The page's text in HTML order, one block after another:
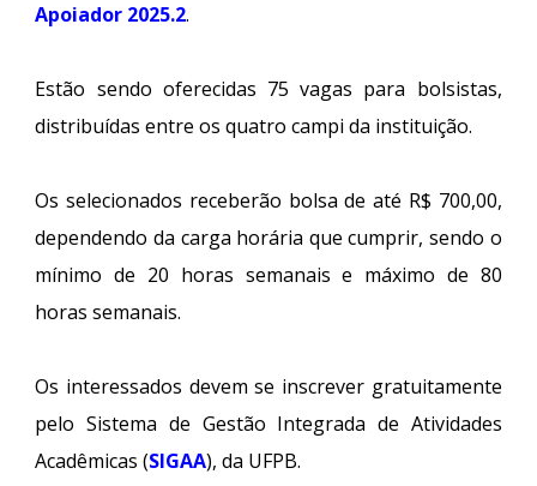
Apoiador 2025.2.
Estão sendo oferecidas 75 vagas para bolsistas,
distribuídas entre os quatro campi da instituição.
Os selecionados receberão bolsa de até R$ 700,00,
dependendo da carga horária que cumprir, sendo o
mínimo de 20 horas semanais e máximo de 80
horas semanais.
Os interessados devem se inscrever gratuitamente
pelo Sistema de Gestão Integrada de Atividades
Acadêmicas (SIGAA), da UFPB.